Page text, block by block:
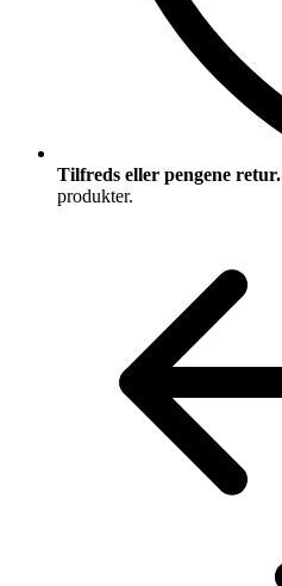
Tilfreds eller pengene retur.
produkter.